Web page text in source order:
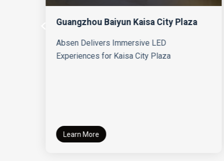
Guangzhou Baiyun Kaisa City Plaza
Absen Delivers Immersive LED
Experiences for Kaisa City Plaza
Learn More